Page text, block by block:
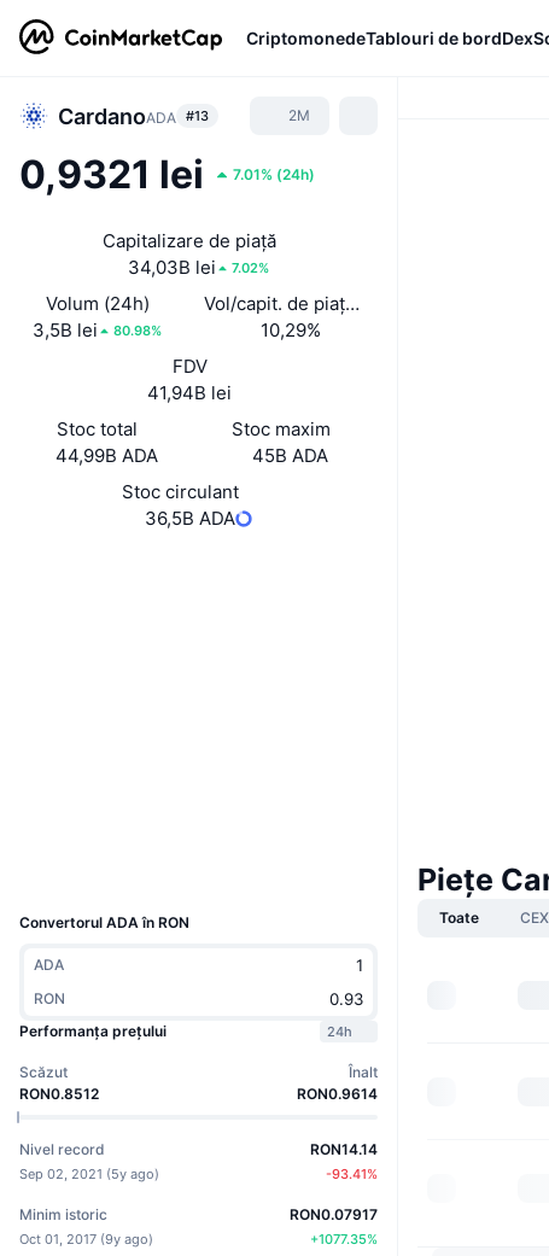
CriptomonedeTablouri de bord
CardanoADA #13 2M
0,9321 lei 7.01% (24h)
Capitalizare de piață
34,03B lei
7.02%
Volum (24h)
3,5B lei
80.98%
Vol/capit. de piață (24 h)
10,29%
FDV
41,94B lei
Stoc total
44,99B ADA
Stoc maxim
45B ADA
Stoc circulant
36,5B ADA
Convertorul ADA în RON
ADA
RON
Performanța prețului
24h
Scăzut
RON0.8512
Înalt
RON0.9614
Nivel record
Sep 02, 2021 (5y ago)
RON14.14
-93.41%
Minim istoric
Oct 01, 2017 (9y ago)
RON0.07917
+1077.35%
Piețe
Toate CEX